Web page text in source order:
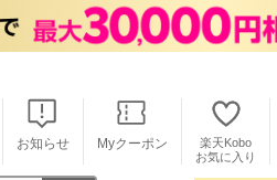
お知らせ Myクーポン
楽天Kobo
お気に入り